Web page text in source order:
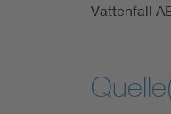
Vattenfall